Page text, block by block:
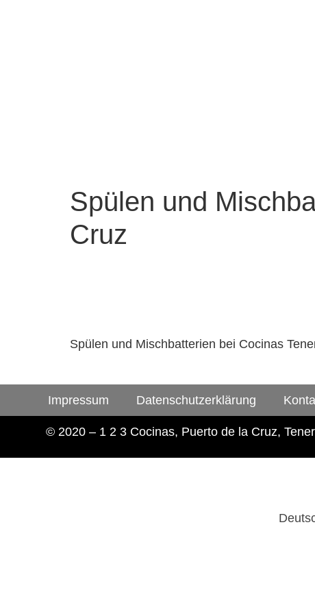
Spülen und
Cruz
Spülen und Mischbatterien bei Cocinas
Impressum Datenschutzerklärung
© 2020 – 1 2 3 Cocinas, Puerto de la Cruz,